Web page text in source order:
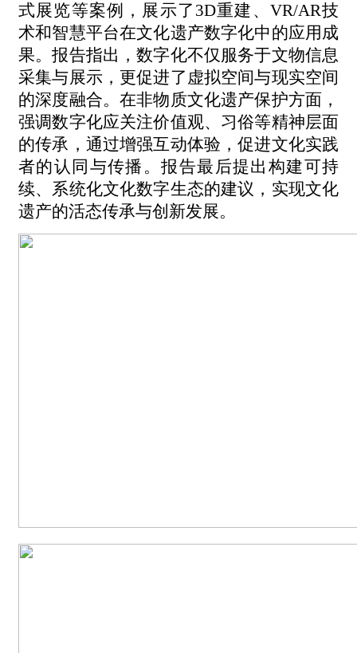
式展览等案例，展示了 3D重建、VR/AR技
术和智慧平台在文化遗产数字化中的应用成
果。报告指出，数字化不仅服务于文物信息
采集与展示，更促进了虚拟空间与现实空间
的深度融合。在非物质文化遗产保护方面，
强调数字化应关注价值观、习俗等精神层面
的传承， 通过增强互动体验，促进文化实践
者的认同与传播 。报告最后提出 构建可持
续、系统化文化数字生态的建议 ，实现文化
遗产的活态传承与创新发展。